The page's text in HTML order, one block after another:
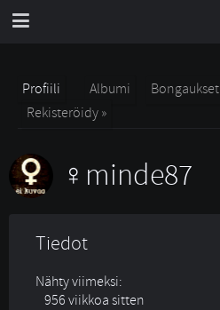
Profiili Albumi Bongaukset
Rekisteröidy »
minde87
Tiedot
Nähty viimeksi:
956 viikkoa sitten